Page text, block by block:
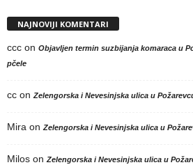
NAJNOVIJI KOMENTARI
ccc on Objavljen termin suzbijanja komaraca u
pčele
cc on Zelengorska i Nevesinjska ulica u
Mira on Zelengorska i Nevesinjska ulica u
Milos on Zelengorska i Nevesinjska ulica u